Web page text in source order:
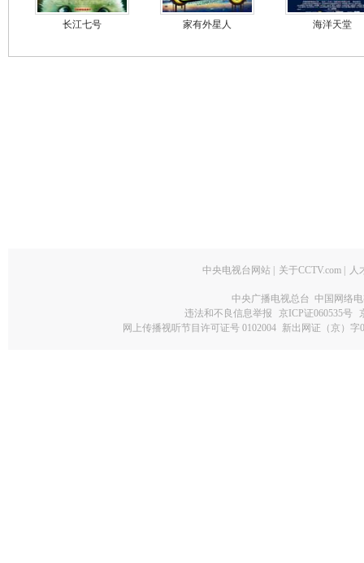
长江七号 家有外星人 海洋天堂
中央电视台网站 关于CCTV.com 人
中央广播电视总台 中国网络
违法和不良信息举报
京ICP证060535号
网上传播视听节目许可证号 0102004 新出网证（京）